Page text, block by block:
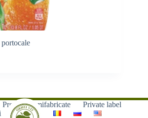
Produse semifabricate
Private label
Contacte